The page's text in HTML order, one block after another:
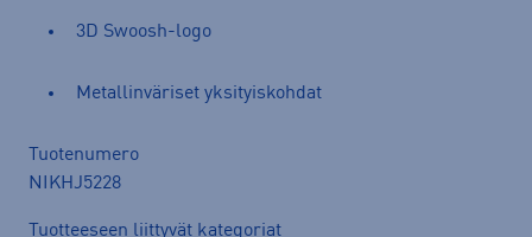
3D Swoosh-logo
Metallinväriset yksityiskohdat
Tuotenumero
NIKHJ5228
Tuotteeseen liittyvät kategoriat